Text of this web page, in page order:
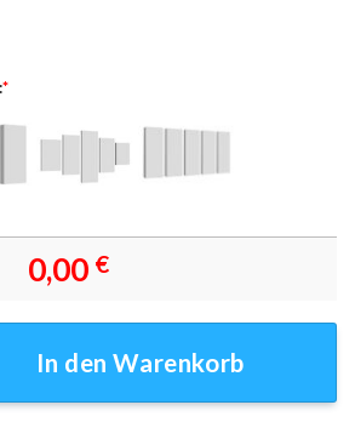
*
0,00 €
In den Warenkorb